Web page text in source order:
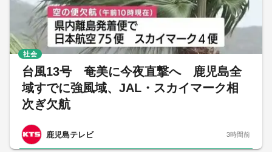
台風13号 奄美に今夜直撃へ 鹿児島全
域すでに強風域、JAL・スカイマーク相
次ぎ欠航
鹿児島テレビ
社会
3時間前